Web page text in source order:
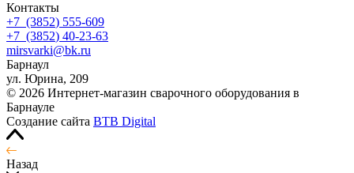
Контакты
+7 (3852) 555-609
+7 (3852) 40-23-63
mirsvarki@bk.ru
Барнаул
ул. Юрина, 209
© 2026 Интернет-магазин сварочного оборудования в
Барнауле
Создание сайта BTB Digital
Назад